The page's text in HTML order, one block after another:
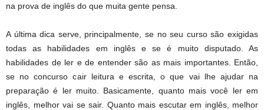
na prova de inglês do que muita gente pensa.
A última dica serve, principalmente, se no seu curso são exigidas
todas as habilidades em inglês e se é muito disputado. As
habilidades de ler e de entender são as mais importantes. Então,
se no concurso cair leitura e escrita, o que vai lhe ajudar na
preparação é ler muito. Basicamente, quanto mais você ler em
inglês, melhor vai se sair. Quanto mais escutar em inglês, melhor